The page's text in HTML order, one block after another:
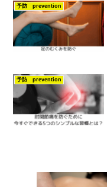
予防 prevention
予防 prevention